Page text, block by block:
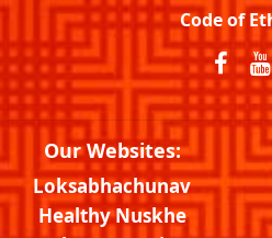
Code of
Our Websites:
Loksabhachunav
Healthy Nuskhe